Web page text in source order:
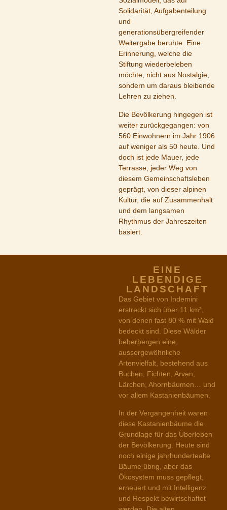
Solidarität, Aufgabenteilung
und
generationsübergreifender
Weitergabe beruhte. Eine
Erinnerung, welche die
Stiftung wiederbeleben
möchte, nicht aus Nostalgie,
sondern um daraus bleibende
Lehren zu ziehen.
Die Bevölkerung hingegen ist
weiter zurückgegangen: von
560 Einwohnern im Jahr 1906
auf weniger als 50 heute. Und
doch ist jede Mauer, jede
Terrasse, jeder Weg von
diesem Gemeinschaftsleben
geprägt, von dieser alpinen
Kultur, die auf Zusammenhalt
und dem langsamen
Rhythmus der Jahreszeiten
basiert.
EINE
LEBENDIGE
LANDSCHAFT
Das Gebiet von Indemini
erstreckt sich über 11 km²,
von denen fast 80 % mit Wald
bedeckt sind. Diese Wälder
beherbergen eine
aussergewöhnliche
Artenvielfalt, bestehend aus
Buchen, Fichten, Arven,
Lärchen, Ahornbäumen… und
vor allem Kastanienbäumen.
In der Vergangenheit waren
diese Kastanienbäume die
Grundlage für das Überleben
der Bevölkerung. Heute sind
noch einige jahrhundertealte
Bäume übrig, aber das
Ökosystem muss gepflegt,
erneuert und mit Intelligenz
und Respekt bewirtschaftet